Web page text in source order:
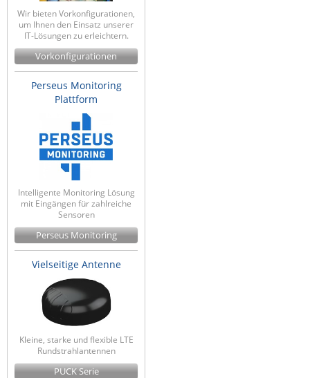
Wir bieten Vorkonfigurationen,
um Ihnen den Einsatz unserer
IT-Lösungen zu erleichtern.
Vorkonfigurationen
Perseus Monitoring
Plattform
Intelligente Monitoring Lösung
mit Eingängen für zahlreiche
Sensoren
Perseus Monitoring
Vielseitige Antenne
Kleine, starke und flexible LTE
Rundstrahlantennen
PUCK Serie